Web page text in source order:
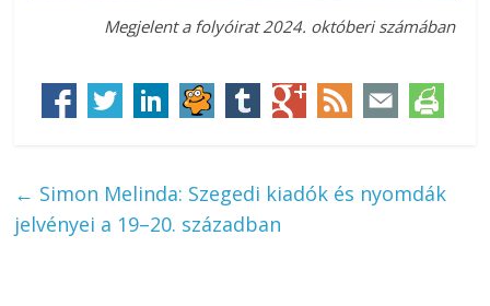
Megjelent a folyóirat 2024. októberi számában
← Simon Melinda: Szegedi kiadók és nyomdák
jelvényei a 19–20. században